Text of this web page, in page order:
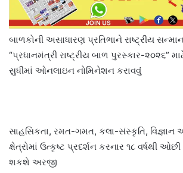
બાળકોની અસાધારણ પ્રતિભાને રાષ્ટ્રીય
“પ્રધાનમંત્રી રાષ્ટ્રીય બાળ પુરસ્કાર-૨૦૨૬”
સુધીમાં ઓનલાઇન નોમિનેશન કરાવવું
સાહસિકતા, રમત-ગમત, કલા-સંસ્કૃતિ,
ક્ષેત્રોમાં ઉત્કૃષ્ટ પ્રદર્શન કરનાર ૧૮ વર્ષથી
શકશે અરજી